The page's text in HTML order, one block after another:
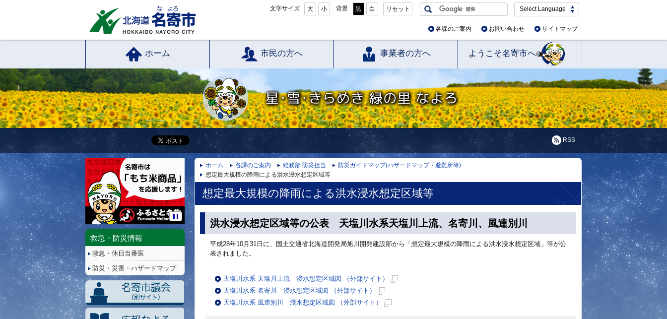
文字サイズ 大 小 背景 黒 白 リセット Select Language
各課のご案内 お問い合わせ サイトマップ
ホーム 市民の方へ 事業者の方へ ようこそ名寄市へ
星・雪・きらめき 緑の里 なよろ
RSS
ホーム 各課のご案内 総務部 防災担当
防災ガイドマップ(ハザードマップ・避難所等)
想定最大規模の降雨による洪水浸水想定区域等
想定最大規模の降雨による洪水浸水想定区域等
洪水浸水想定区域等の公表 天塩川水系天塩川上流、名寄川、風連別川
平成28年10月31日に、国土交通省北海道開発局旭川開発建設部から「想定最大規模の降雨による洪水浸水想定区域」等が公
表されました。
天塩川水系 天塩川上流 浸水想定区域図 （外部サイト）
規
天塩川水系 名寄川 浸水想定区域図 （外部サイト）
新
天塩川水系 風連別川 浸水想定区域図 （外部サイト）
停
再
救急・防災情報
救急・休日当番医
防災・災害・ハザードマップ